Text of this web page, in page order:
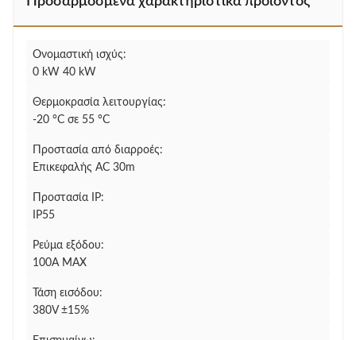
Ονομαστική ισχύς:
0 kW 40 kW
Θερμοκρασία λειτουργίας:
-20 °C σε 55 °C
Προστασία από διαρροές:
Επικεφαλής AC 30m
Προστασία IP:
IP55
Ρεύμα εξόδου:
100A MAX
Τάση εισόδου:
380V ±15%